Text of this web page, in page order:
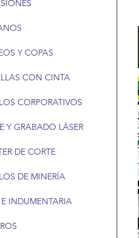
Y COPAS
CON CINTA
CORPORATIVOS
Y GRABADO LÁSER
DE CORTE
DE MINERÍA
INDUMENTARIA